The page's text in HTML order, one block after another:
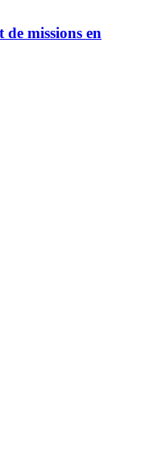
de missions en